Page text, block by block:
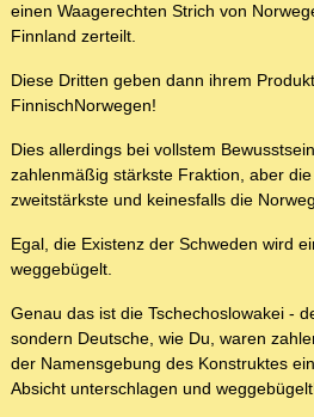
einen Waagerechten Strich von
Finnland zerteilt.
Diese Dritten geben dann ihrem
FinnischNorwegen!
Dies allerdings bei vollstem
zahlenmäßig stärkste Fraktion, aber
zweitstärkste und keinesfalls die
Egal, die Existenz der Schweden wird
weggebügelt.
Genau das ist die Tschechoslowakei -
sondern Deutsche, wie Du, waren
der Namensgebung des Konstruktes
Absicht unterschlagen und